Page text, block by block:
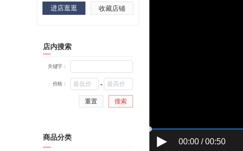
进店逛逛 收藏店铺
店内搜索
关键字：
价格： -
重置 搜索
商品分类 00:00 / 00:50